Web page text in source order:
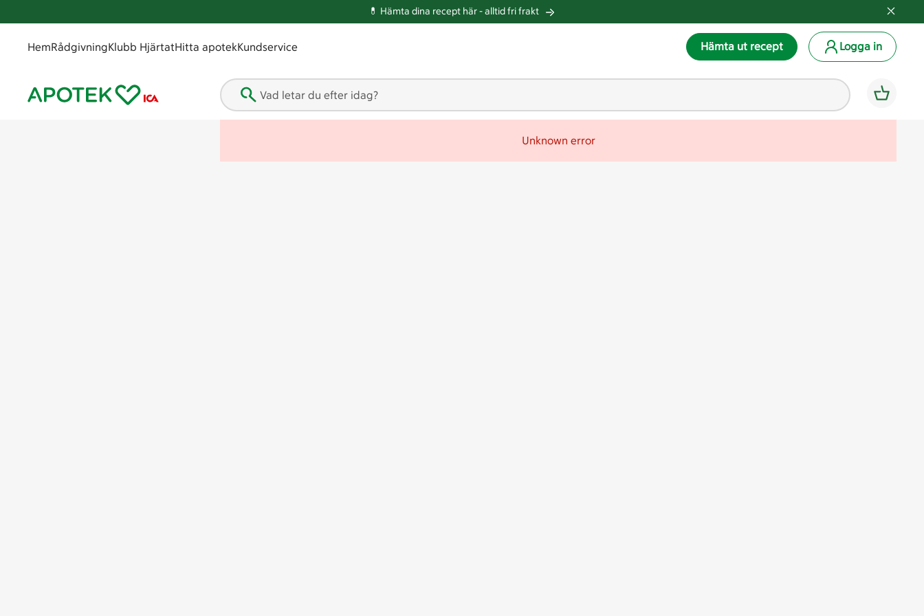
💊 Hämta dina recept här -alltid fri frakt
HemRådgivningKlubb HjärtatHitta apotekKundservice Hämta ut recept Logga in
Vad letar du efter idag?
Unknown error